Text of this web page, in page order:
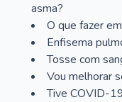
asma?
O que fazer
Enfisema
Tosse com
Vou melhorar
Tive COVID-